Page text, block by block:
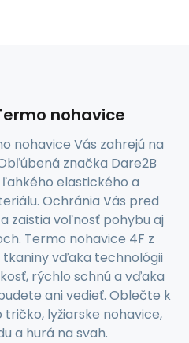
nohavice
nohavice Vás zahrejú na
značka Dare2B
elastického a
Ochránia Vás pred
zaistia voľnosť pohybu aj
Termo nohavice 4F z
vďaka technológii
rýchlo schnú a vďaka
ani vedieť. Oblečte k
lyžiarske nohavice,
a hurá na svah.